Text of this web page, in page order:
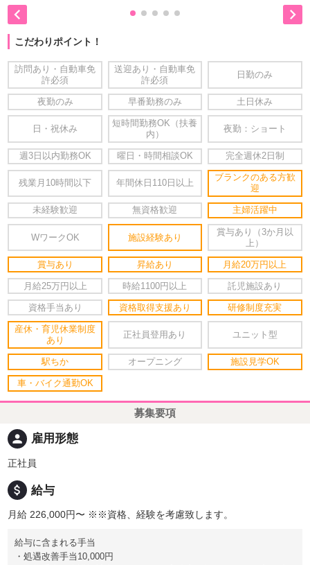
 
こだわりポイント！
訪問あり・自動車免
許必須
送迎あり・自動車免
許必須
日勤のみ
夜勤のみ 早番勤務のみ 土日休み
日・祝休み
短時間勤務OK（扶養
内）
夜勤：ショート
週3日以内勤務OK 曜日・時間相談OK 完全週休2日制
残業月10時間以下 年間休日110日以上
ブランクのある方歓
迎
未経験歓迎 無資格歓迎 主婦活躍中
WワークOK 施設経験あり
賞与あり（3か月以
上）
賞与あり 昇給あり 月給20万円以上
月給25万円以上 時給1100円以上 託児施設あり
資格手当あり 資格取得支援あり 研修制度充実
産休・育児休業制度
あり
正社員登用あり ユニット型
駅ちか オープニング 施設見学OK
車・バイク通勤OK
募集要項
person 雇用形態
正社員
attach_money 給与
月給 226,000円〜 ※※資格、経験を考慮致します。
給与に含まれる手当
・処遇改善手当10,000円